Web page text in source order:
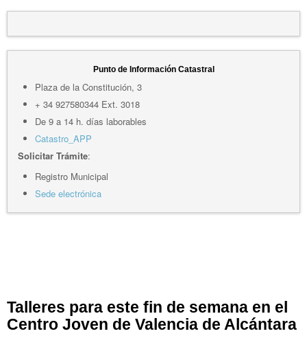
Punto de Información Catastral
Plaza de la Constitución, 3
+ 34 927580344 Ext. 3018
De 9 a 14 h. días laborables
Catastro_APP
Solicitar Trámite:
Registro Municipal
Sede electrónica
Talleres para este fin de semana en el
Centro Joven de Valencia de Alcántara